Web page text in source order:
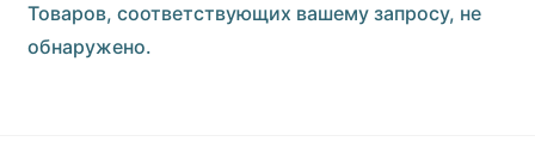
Товаров, соответствующих вашему запросу, не
обнаружено.